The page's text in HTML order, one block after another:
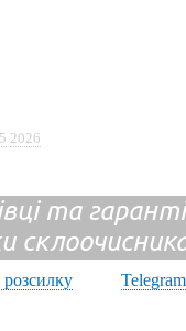
2026
та
Telegram